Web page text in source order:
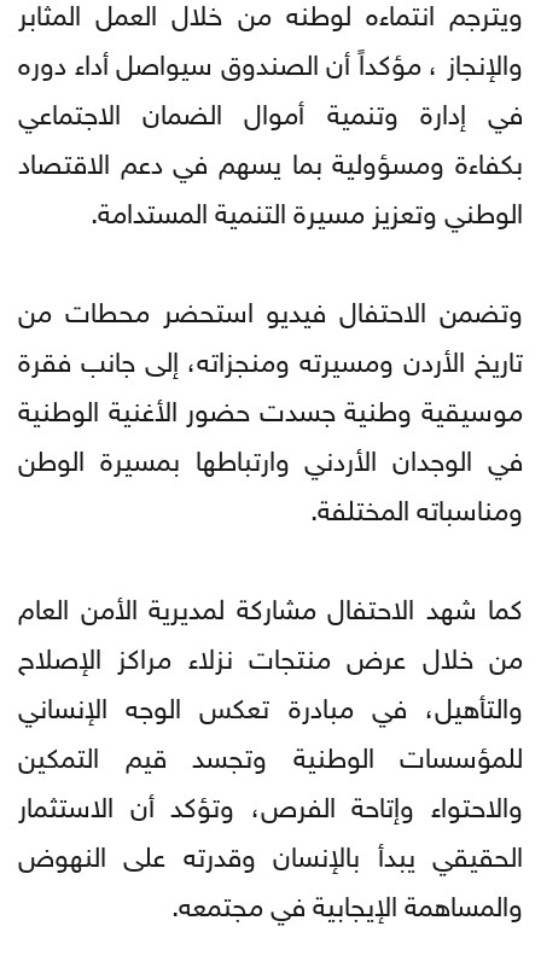
ويترجم انتماءه لوطنه من خلال العمل المثابر
والإنجاز ، مؤكداً أن الصندوق سيواصل أداء دوره
في إدارة وتنمية أموال الضمان الاجتماعي
بكفاءة ومسؤولية بما يسهم في دعم الاقتصاد
الوطني وتعزيز مسيرة التنمية المستدامة.
وتضمن الاحتفال فيديو استحضر محطات من
تاريخ الأردن ومسيرته ومنجزاته، إلى جانب فقرة
موسيقية وطنية جسدت حضور الأغنية الوطنية
في الوجدان الأردني وارتباطها بمسيرة الوطن
ومناسباته المختلفة.
كما شهد الاحتفال مشاركة لمديرية الأمن العام
من خلال عرض منتجات نزلاء مراكز الإصلاح
والتأهيل، في مبادرة تعكس الوجه الإنساني
للمؤسسات الوطنية وتجسد قيم التمكين
والاحتواء وإتاحة الفرص، وتؤكد أن الاستثمار
الحقيقي يبدأ بالإنسان وقدرته على النهوض
والمساهمة الإيجابية في مجتمعه.